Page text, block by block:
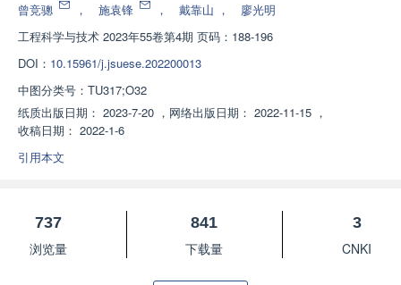
曾竞骢
， 施袁锋 ， 戴靠山 ，
廖光明
工程科学与技术 2023年55卷第4期 页码：188-196
DOI： 10.15961/j.jsuese.202200013
中图分类号： TU317;O32
纸质出版日期： 2023-7-20 ， 网络出版日期： 2022-11-15 ，
收稿日期： 2022-1-6
引用本文
737
浏览量
841
下载量
3
CNKI